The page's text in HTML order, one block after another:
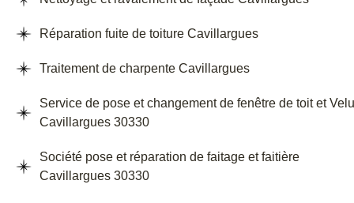
Réparation fuite de toiture Cavillargues
Traitement de charpente Cavillargues
Service de pose et changement de fenêtre de toit et
Cavillargues 30330
Société pose et réparation de faitage et faitière
Cavillargues 30330